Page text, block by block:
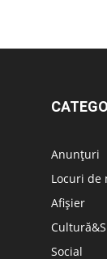
Anunțuri
Locuri de
Afișier
Social